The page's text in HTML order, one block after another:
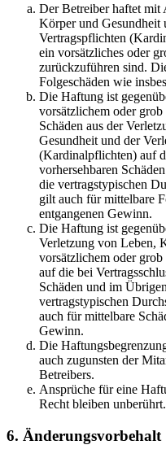
Der Betreiber haftet mit
Körper und Gesundheit
Vertragspflichten
ein vorsätzliches oder
zurückzuführen sind.
Folgeschäden wie
Die Haftung ist
vorsätzlichem oder
Schäden aus der
Gesundheit und der
(Kardinalpflichten) auf
vorhersehbaren
die vertragstypischen
gilt auch für mittelbare
entgangenen Gewinn.
Die Haftung ist
Verletzung von Leben,
vorsätzlichem oder
auf die bei
Schäden und im
vertragstypischen
auch für mittelbare
Gewinn.
Die
auch zugunsten der
Betreibers.
Ansprüche für eine
Recht bleiben unberührt.
6. Änderungsvorbehalt